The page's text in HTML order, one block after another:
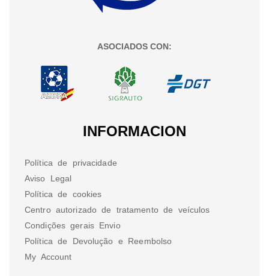
ASOCIADOS CON:
INFORMACION
Política de privacidade
Aviso Legal
Política de cookies
Centro autorizado de tratamento de veículos
Condições gerais Envio
Política de Devolução e Reembolso
My Account